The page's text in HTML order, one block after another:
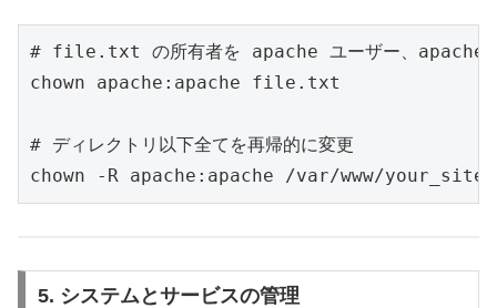
# file.txt の所有者を apache ユーザー、apache
chown apache:apache file.txt
# ディレクトリ以下全てを再帰的に変更
5. システムとサービスの管理